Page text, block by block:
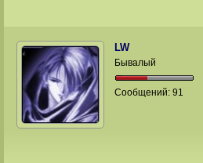
LW
Бывалый
Сообщений:91